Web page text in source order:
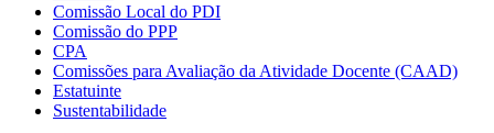
Comissão Local do PDI
Comissão do PPP
CPA
Comissões para Avaliação da Atividade Docente (CAAD)
Estatuinte
Sustentabilidade